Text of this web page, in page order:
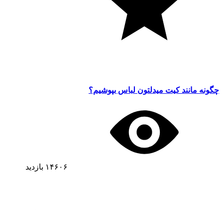
چگونه مانند کیت میدلتون لباس بپوشیم؟
۱۴۶۰۶ بازدید